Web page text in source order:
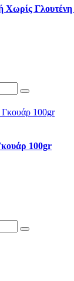
Χωρίς
100gr